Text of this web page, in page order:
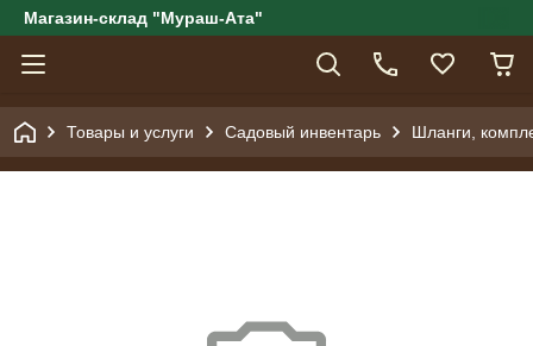
Магазин-склад "Мураш-Ата"
Товары и услуги Садовый инвентарь Шланги,